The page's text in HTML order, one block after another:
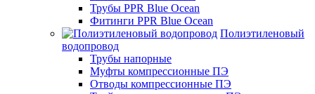
Трубы PPR Blue Ocean
Фитинги PPR Blue Ocean
Полиэтиленовый
водопровод
Трубы напорные
Муфты компрессионные ПЭ
Отводы компрессионные ПЭ